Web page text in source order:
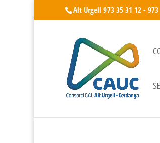
Alt Urgell 973 35 31 12 -